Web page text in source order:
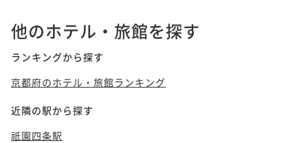
他のホテル・旅館を探す
ランキングから探す
京都府のホテル・旅館ランキング
近隣の駅から探す
祇園四条駅